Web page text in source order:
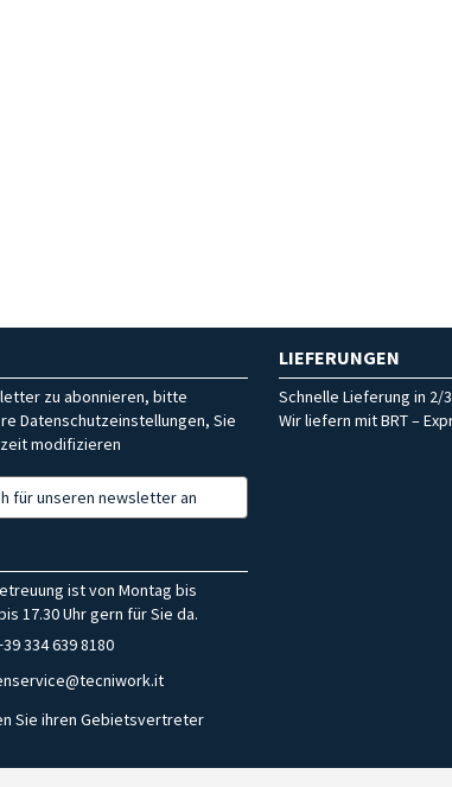
zu abonnieren, bitte
Datenschutzeinstellungen, Sie
modifizieren
für unseren newsletter an
LIEFERUNGEN
Schnelle Lieferung in 2/
Wir liefern mit BRT –
ist von Montag bis
17.30 Uhr gern für Sie da.
334 639 8180
Sie ihren Gebietsvertreter